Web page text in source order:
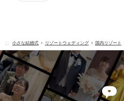
小さな結婚式 リゾートウェディング 国内リゾート